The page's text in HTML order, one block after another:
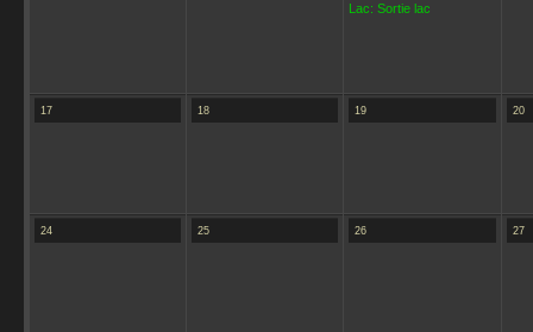
Lac: Sortie lac
17 18 19 20
24 25 26 27